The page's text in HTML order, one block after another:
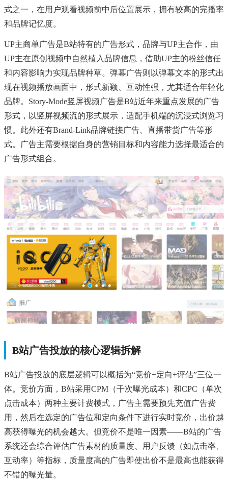
式之一，在用户观看视频前中后位置展示，拥有较高的完播率
和品牌记忆度。
UP主商单广告是B站特有的广告形式，品牌与UP主合作，由
UP主在原创视频中自然植入品牌信息，借助UP主的粉丝信任
和内容影响力实现品牌种草。弹幕广告则以弹幕文本的形式出
现在视频播放画面中，形式新颖、互动性强，尤其适合年轻化
品牌。Story-Mode竖屏视频广告是B站近年来重点发展的广告
形式，以竖屏视频流的形式展示，适配手机端的沉浸式浏览习
惯。此外还有Brand-Link品牌链接广告、直播带货广告等形
式。广告主需要根据自身的营销目标和内容能力选择最适合的
广告形式组合。
B站广告投放的核心逻辑拆解
B站广告投放的底层逻辑可以概括为“竞价+定向+评估”三位一
体。竞价方面，B站采用CPM（千次曝光成本）和CPC（单次
点击成本）两种主要计费模式，广告主需要预先充值广告费
用，然后在选定的广告位和定向条件下进行实时竞价，出价越
高获得曝光的机会越大。但竞价不是唯一因素——B站的广告
系统还会综合评估广告素材的质量度、用户反馈（如点击率、
互动率）等指标，质量度高的广告即使出价不是最高也能获得
不错的曝光量。